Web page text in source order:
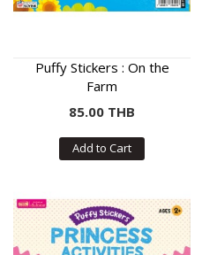
Puffy Stickers : On the
Farm
85.00 THB
Add to Cart